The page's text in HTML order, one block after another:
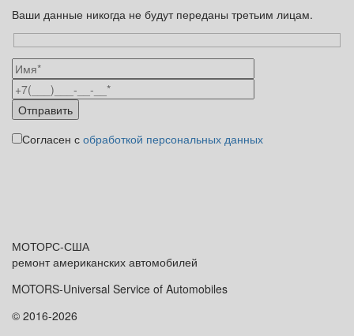
Ваши данные никогда не будут переданы третьим лицам.
Согласен с обработкой персональных данных
МОТОРС-США
ремонт американских автомобилей
MOTORS-Universal Service of Automobiles
© 2016-2026